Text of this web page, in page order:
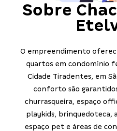
Sobre
O empreendimento
quartos em condomínio
Cidade Tiradentes, em
conforto são
churrasqueira, espaço
playkids, brinquedoteca,
espaço pet e áreas de